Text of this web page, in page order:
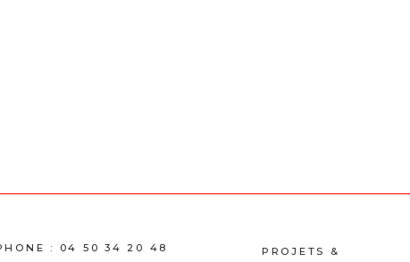
: 04 50 34 20 48
PROJETS &